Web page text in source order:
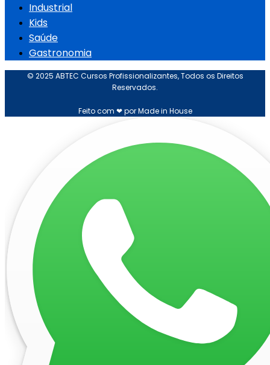
Industrial
Kids
Saúde
Gastronomia
© 2025 ABTEC Cursos Profissionalizantes, Todos os Direitos
Reservados.
Feito com ❤ por Made in House